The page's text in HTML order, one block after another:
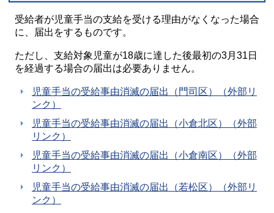
受給者が児童手当の支給を受ける理由がなくなった場合
に、届出をするものです。
ただし、支給対象児童が18歳に達した後最初の3月31日
を経過する場合の届出は必要ありません。
児童手当の受給事由消滅の届出（門司区）（外部リ
ンク）
児童手当の受給事由消滅の届出（小倉北区）（外部
リンク）
児童手当の受給事由消滅の届出（小倉南区）（外部
リンク）
児童手当の受給事由消滅の届出（若松区）（外部リ
ンク）